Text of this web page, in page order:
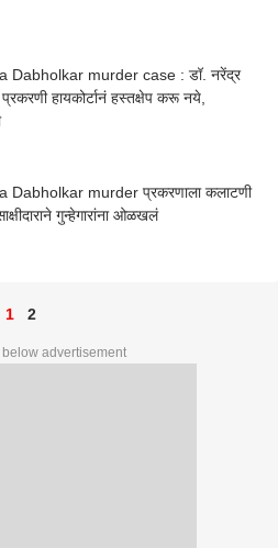
murder case : डॉ. नरेंद्र
हायकोर्टानं हस्तक्षेप करू नये,
Dabholkar murder प्रकरणाला कलाटणी
गुन्हेगारांना ओळखलं
1 2
advertisement